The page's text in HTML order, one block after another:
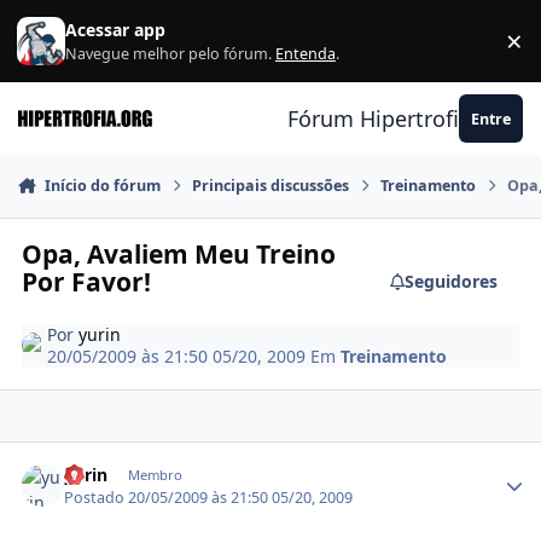
Ir para conteúdo
Acessar app
Navegue melhor pelo fórum. Entenda. ×
Fórum Hipertrofia.org
Entre
Início do fórum Principais discussões Treinamento
Opa, Avaliem Meu Treino
Por Favor!
Seguidores
Poryurin
20/05/2009 às 21:5005/20, 2009 EmTreinamento
yurin Membro
Postado20/05/2009 às 21:5005/20, 2009